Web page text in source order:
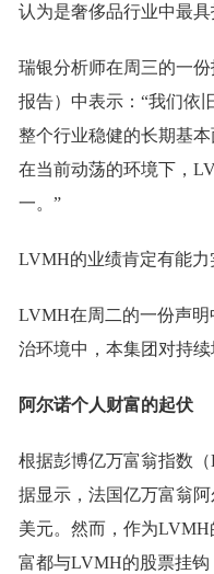
认为是奢侈品行业中最具
瑞银分析师在周三的一
报告）中表示：“我们依
整个行业稳健的长期基
在当前动荡的环境下，
一。”
LVMH的业绩肯定有能力
LVMH在周二的一份声
治环境中，本集团对持
阿尔诺个人财富的起伏
根据彭博亿万富翁指数（
据显示，法国亿万富翁
美元。然而，作为
富都与LVMH的股票挂钩